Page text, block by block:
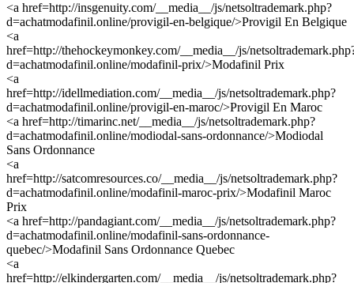
<a href=http://insgenuity.com/__media__/js/netsoltrademark.php?
d=achatmodafinil.online/provigil-en-belgique/>Provigil En Belgique
<a
href=http://thehockeymonkey.com/__media__/js/
d=achatmodafinil.online/modafinil-prix/>Modafinil Prix
<a
href=http://idellmediation.com/__media__/js/netsoltrademark.php?
d=achatmodafinil.online/provigil-en-maroc/>Provigil En Maroc
<a href=http://timarinc.net/__media__/js/netsoltrademark.php?
d=achatmodafinil.online/modiodal-sans-ordonnance/>Modiodal
Sans Ordonnance
<a
href=http://satcomresources.co/__media__/js/netsoltrademark.php?
d=achatmodafinil.online/modafinil-maroc-prix/>Modafinil Maroc
Prix
<a href=http://pandagiant.com/__media__/js/netsoltrademark.php?
d=achatmodafinil.online/modafinil-sans-ordonnance-
quebec/>Modafinil Sans Ordonnance Quebec
<a
href=http://elkindergarten.com/__media__/js/netsoltrademark.php?